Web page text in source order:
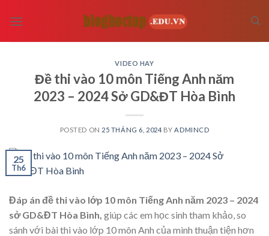
VIDEO HAY
Đề thi vào 10 môn Tiếng Anh năm
2023 – 2024 Sở GD&ĐT Hòa Bình
POSTED ON 25 THÁNG 6, 2024 BY ADMINCD
25
Th6
Đáp án đề thi vào lớp 10 môn Tiếng Anh năm 2023 – 2024
sở GD&ĐT Hòa Bình, giúp các em học sinh tham khảo, so
sánh với bài thi vào lớp 10 môn Anh của mình thuận tiện hơn